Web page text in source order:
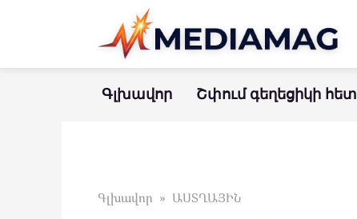
Գլխավոր Շփում գեղեցիկի հետ
Գլխավոր » ԱՍՏՂԱՅԻՆ